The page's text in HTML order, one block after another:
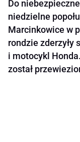
Do
niedzielne
Marcinkowice w
rondzie zderzyły
i motocykl
został